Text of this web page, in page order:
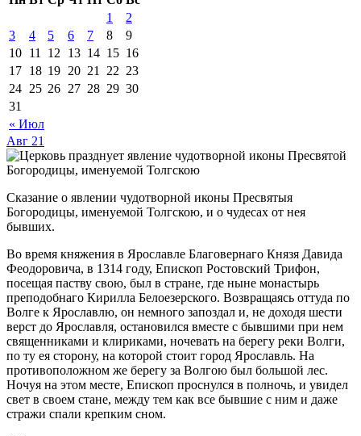
« Июл
1
2
3
4 5 6 7 8
9
10 11 12 13 14 15 16
17 18 19 20 21 22 23
24 25 26 27 28 29 30
31
Авг 21
Сказание о явлении чудотворной иконы Пресвятыя
Богородицы, именуемой Толгскою, и о чудесах от нея
бывших.
Во время княжения в Ярославле Благовернаго Князя Давида
Феодоровича, в 1314 году, Епископ Ростовский Трифон,
посещая паству свою, был в стране, где ныне монастырь
преподобнаго Кирилла Белоезерского. Возвращаясь оттуда по
Волге к Ярославлю, он немного запоздал и, не доходя шести
верст до Ярославля, остановился вместе с бывшими при нем
священниками и клириками, ночевать на берегу реки Волги,
по ту ея сторону, на которой стоит город Ярославль. На
противоположном же берегу за Волгою был большой лес.
Ночуя на этом месте, Епископ проснулся в полночь, и увидел
свет в своем стане, между тем как все бывшие с ним и даже
стражи спали крепким сном.